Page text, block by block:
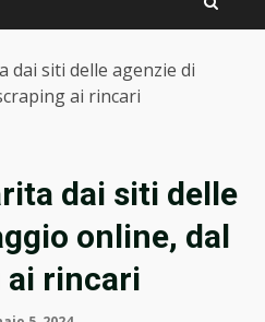
dai siti delle agenzie di
ai rincari
dai siti delle
online, dal
ai rincari